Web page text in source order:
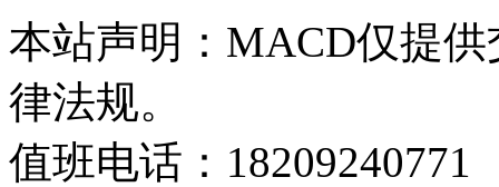
本站声明：MACD仅提
律法规。
值班电话：